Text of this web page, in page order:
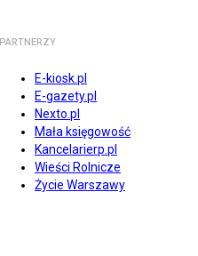
PARTNERZY
E-kiosk.pl
E-gazety.pl
Nexto.pl
Mała księgowość
Kancelarierp.pl
Wieści Rolnicze
Życie Warszawy